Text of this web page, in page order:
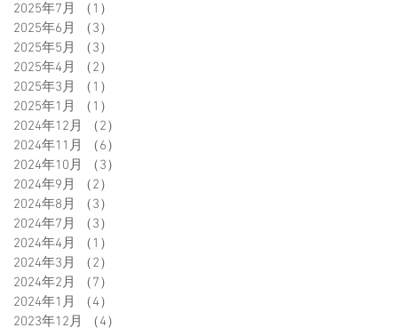
2025年7月
（1）
2025年6月
（3）
2025年5月
（3）
2025年4月
（2）
2025年3月
（1）
2025年1月
（1）
2024年12月
（2）
2024年11月
（6）
2024年10月
（3）
2024年9月
（2）
2024年8月
（3）
2024年7月
（3）
2024年4月
（1）
2024年3月
（2）
2024年2月
（7）
2024年1月
（4）
2023年12月
（4）